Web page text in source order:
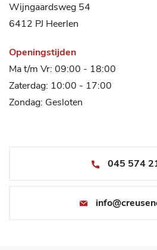
Wijngaardsweg 54
6412 PJ Heerlen
Openingstijden
Ma t/m Vr: 09:00 - 18:00
Zaterdag: 10:00 - 17:00
Zondag: Gesloten
045 574